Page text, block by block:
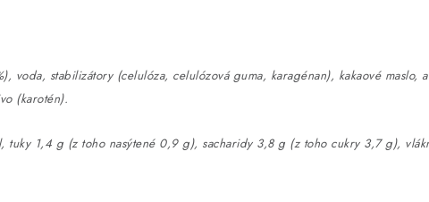
voda, stabilizátory (celulóza, celulózová guma, karagénan), kakaové maslo,
(karotén).
1,4 g (z toho nasýtené 0,9 g), sacharidy 3,8 g (z toho cukry 3,7 g),